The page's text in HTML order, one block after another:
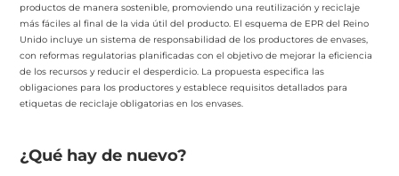
productos de manera sostenible, promoviendo una reutilización y reciclaje
más fáciles al final de la vida útil del producto. El esquema de EPR del Reino
Unido incluye un sistema de responsabilidad de los productores de envases,
con reformas regulatorias planificadas con el objetivo de mejorar la eficiencia
de los recursos y reducir el desperdicio. La propuesta especifica las
obligaciones para los productores y establece requisitos detallados para
etiquetas de reciclaje obligatorias en los envases.
¿Qué hay de nuevo?